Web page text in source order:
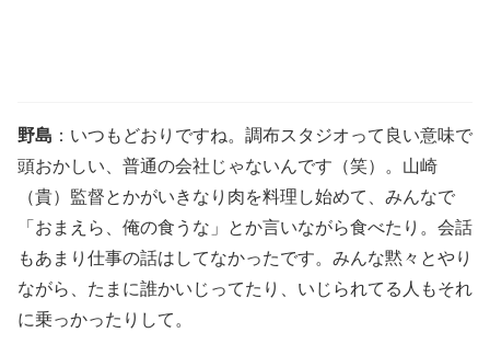
野島 ：いつもどおりですね。調布スタジオって良い意味で
頭おかしい、普通の会社じゃないんです（笑）。山崎
（貴）監督とかがいきなり肉を料理し始めて、みんなで
「おまえら、俺の食うな」とか言いながら食べたり。会話
もあまり仕事の話はしてなかったです。みんな黙々とやり
ながら、たまに誰かいじってたり、いじられてる人もそれ
に乗っかったりして。